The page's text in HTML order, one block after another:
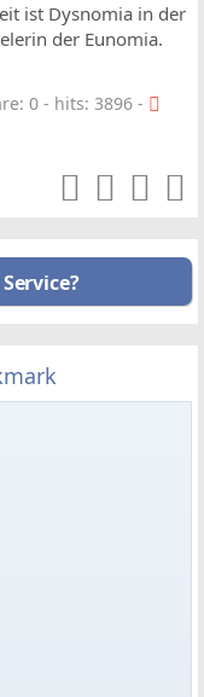
ist Dysnomia in der
der Eunomia.
0 - hits: 3896 -